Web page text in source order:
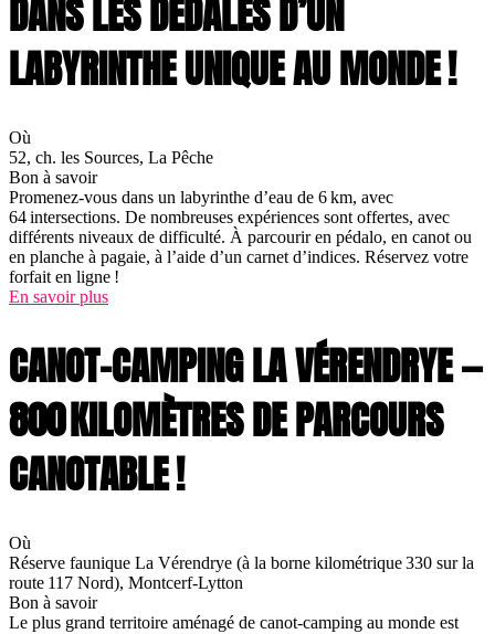
DANS LES DÉDALES D’UN
LABYRINTHE UNIQUE AU MONDE !
Où
52, ch. les Sources, La Pêche
Bon à savoir
Promenez-vous dans un labyrinthe d’eau de 6 km, avec
64 intersections. De nombreuses expériences sont offertes, avec
différents niveaux de difficulté. À parcourir en pédalo, en canot ou
en planche à pagaie, à l’aide d’un carnet d’indices. Réservez votre
forfait en ligne !
En savoir plus
CANOT-CAMPING LA VÉRENDRYE —
800 KILOMÈTRES DE PARCOURS
CANOTABLE !
Où
Réserve faunique La Vérendrye (à la borne kilométrique 330 sur la
route 117 Nord), Montcerf-Lytton
Bon à savoir
Le plus grand territoire aménagé de canot-camping au monde est